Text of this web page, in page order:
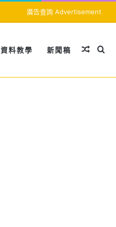
廣告查詢 Advertisement
資料教學 新聞稿 隨機文
搜